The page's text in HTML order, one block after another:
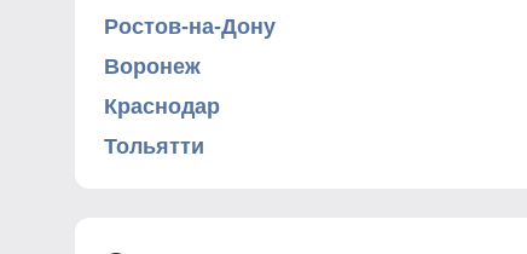
Ростов-на-Дону
Воронеж
Краснодар
Тольятти